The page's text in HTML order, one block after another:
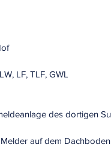
LF, TLF, GWL
des dortigen
auf dem